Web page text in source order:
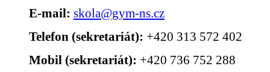
E-mail: skola@gym-ns.cz
Telefon (sekretariát): +420 313 572 402
Mobil (sekretariát): +420 736 752 288